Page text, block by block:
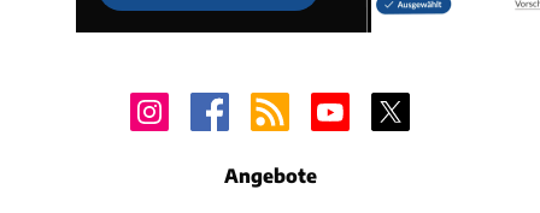
Angebote